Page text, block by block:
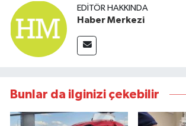
EDITÖR HAKKINDA
Haber Merkezi
Bunlar da ilginizi çekebilir